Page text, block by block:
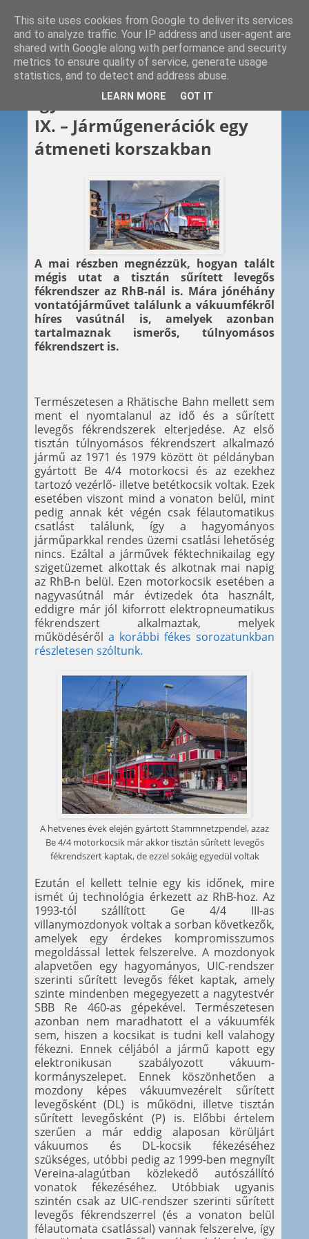
2020. 07. 04.
Így fékez a Rhätische Bahn
IX. – Járműgenerációk egy
átmeneti korszakban
A mai részben megnézzük, hogyan talált
mégis utat a tisztán sűrített levegős
fékrendszer az RhB-nál is. Mára jónéhány
vontatójárművet találunk a vákuumfékről
híres vasútnál is, amelyek azonban
tartalmaznak ismerős, túlnyomásos
fékrendszert is.
Természetesen a Rhätische Bahn mellett sem
ment el nyomtalanul az idő és a sűrített
levegős fékrendszerek elterjedése. Az első
tisztán túlnyomásos fékrendszert alkalmazó
jármű az 1971 és 1979 között öt példányban
gyártott Be 4/4 motorkocsi és az ezekhez
tartozó vezérlő- illetve betétkocsik voltak. Ezek
esetében viszont mind a vonaton belül, mint
pedig annak két végén csak félautomatikus
csatlást találunk, így a hagyományos
járműparkkal rendes üzemi csatlási lehetőség
nincs. Ezáltal a járművek féktechnikailag egy
szigetüzemet alkottak és alkotnak mai napig
az RhB-n belül. Ezen motorkocsik esetében a
nagyvasútnál már évtizedek óta használt,
eddigre már jól kiforrott elektropneumatikus
fékrendszert alkalmaztak, melyek
működéséről a korábbi fékes sorozatunkban
részletesen szóltunk.
A hetvenes évek elején gyártott Stammnetzpendel, azaz
Be 4/4 motorkocsik már akkor tisztán sűrített levegős
fékrendszert kaptak, de ezzel sokáig egyedül voltak
Ezután el kellett telnie egy kis időnek, mire
ismét új technológia érkezett az RhB-hoz. Az
1993-tól szállított Ge 4/4 III-as
villanymozdonyok voltak a sorban következők,
amelyek egy érdekes kompromisszumos
megoldással lettek felszerelve. A mozdonyok
alapvetően egy hagyományos, UIC-rendszer
szerinti sűrített levegős féket kaptak, amely
szinte mindenben megegyezett a nagytestvér
SBB Re 460-as gépekével. Természetesen
azonban nem maradhatott el a vákuumfék
sem, hiszen a kocsikat is tudni kell valahogy
fékezni. Ennek céljából a jármű kapott egy
elektronikusan szabályozott vákuum-
kormányszelepet. Ennek köszönhetően a
mozdony képes vákuumvezérelt sűrített
levegősként (DL) is működni, illetve tisztán
sűrített levegősként (P) is. Előbbi értelem
szerűen a már eddig alaposan körüljárt
vákuumos és DL-kocsik fékezéséhez
szükséges, utóbbi pedig az 1999-ben megnyílt
Vereina-alagútban közlekedő autószállító
vonatok fékezéséhez. Utóbbiak ugyanis
szintén csak az UIC-rendszer szerinti sűrített
levegős fékrendszerrel (és a vonaton belül
félautomata csatlással) vannak felszerelve, így
This site uses cookies from Google to deliver its services
and to analyze traffic. Your IP address and user-agent are
shared with Google along with performance and security
metrics to ensure quality of service, generate usage
statistics, and to detect and address abuse.
LEARN MORE GOT IT